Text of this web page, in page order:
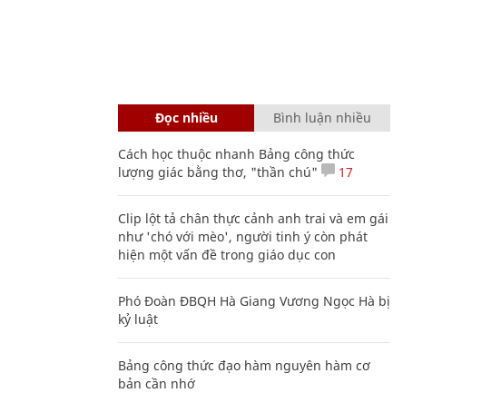
Đọc nhiều Bình luận nhiều
Cách học thuộc nhanh Bảng công thức
lượng giác bằng thơ, "thần chú"
17
Clip lột tả chân thực cảnh anh trai và em gái
như 'chó với mèo', người tinh ý còn phát
hiện một vấn đề trong giáo dục con
Phó Đoàn ĐBQH Hà Giang Vương Ngọc Hà bị
kỷ luật
Bảng công thức đạo hàm nguyên hàm cơ
bản cần nhớ